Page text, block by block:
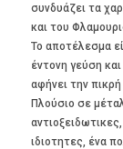
συνδυάζει τα
και του
Το αποτέλεσμα
έντονη γεύση
αφήνει την
Πλούσιο σε
ιδιοτητες, ένα